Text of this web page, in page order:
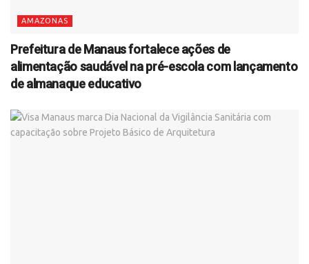
AMAZONAS
Prefeitura de Manaus fortalece ações de
alimentação saudável na pré-escola com lançamento
de almanaque educativo